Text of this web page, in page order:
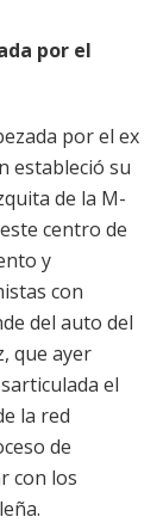
por el
por el ex
estableció su
de la M-
centro de
y
con
del auto del
que ayer
el
la red
de
con los